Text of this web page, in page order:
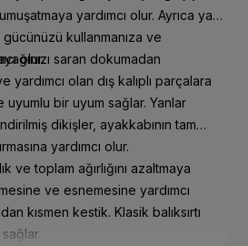
yardımcı olur. Ayrıca yan
kullanmanıza ve
olur.
saran dokumadan
olan dış kalıplı parçalara
uyumlu bir uyum sağlar. Yanlar
dikişler, ayakkabının tam
yardımcı olur.
ve toplam ağırlığını azaltmaya
ve esnemesine yardımcı
kısmen kestik. Klasik balıksırtı